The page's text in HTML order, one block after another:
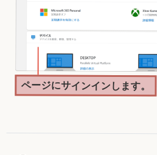
ページにサインインします。